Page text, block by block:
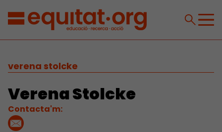
verena stolcke
Verena Stolcke
Contacta'm: